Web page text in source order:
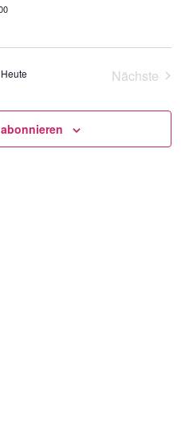
Heute
Nächste